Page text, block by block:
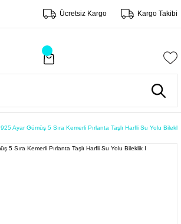
Ücretsiz Kargo Kargo Takibi
925 Ayar Gümüş 5 Sıra Kemerli Pırlanta Taşlı Harfli Su Yolu